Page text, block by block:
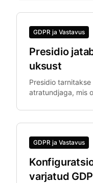
GDPR ja Vastavus
Presidio
uksust
Presidio
atratundjaga, mis
vajavad IBAN-i,
spetsiifilisi
GDPR ja Vastavus
varjatud